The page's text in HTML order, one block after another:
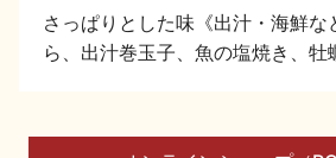
地酒蔵元会WEB展示会 地酒蔵
さっぱりとした味《出汁・海鮮な
ら、出汁巻玉子、魚の塩焼き、牡